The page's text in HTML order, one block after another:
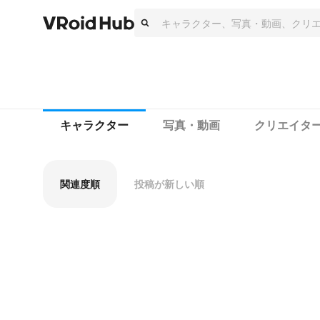
キャラクター 写真・動画 クリエイタ
関連度順 投稿が新しい順